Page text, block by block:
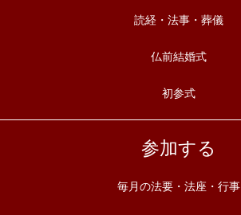
読経・法事・葬儀
仏前結婚式
初参式
参加する
毎月の法要・法座・行事